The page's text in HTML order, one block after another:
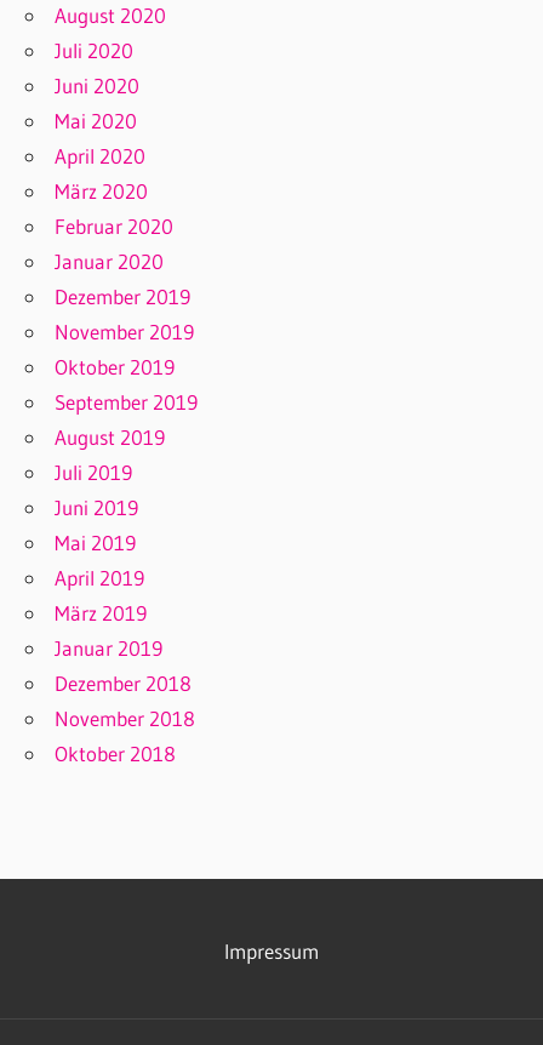
August 2020
Juli 2020
Juni 2020
Mai 2020
April 2020
März 2020
Februar 2020
Januar 2020
Dezember 2019
November 2019
Oktober 2019
September 2019
August 2019
Juli 2019
Juni 2019
Mai 2019
April 2019
März 2019
Januar 2019
Dezember 2018
November 2018
Oktober 2018
Impressum